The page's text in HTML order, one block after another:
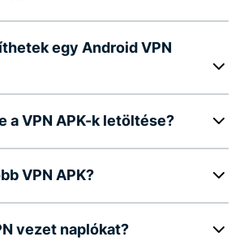
egy Android VPN
a VPN APK-k letöltése?
VPN APK?
vezet naplókat?